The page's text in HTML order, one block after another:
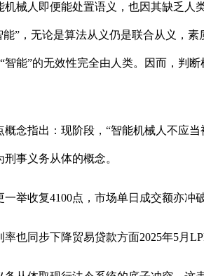
械人即便能处置语义，也因其缺乏
”，无论是算法从义仍是联合从义，
能”的无效性完全由人类。因而，判
指出：现阶段，“智能机械人不应当
事义务从体的概念。
收复4100点，市场单日成交额亦冲破
同步下降贸易贷款方面2025年5月